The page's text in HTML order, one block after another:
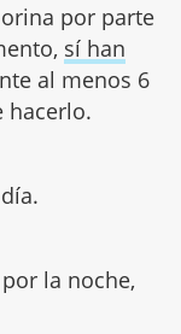
por parte
sí han
al menos 6
hacerlo.
la noche,